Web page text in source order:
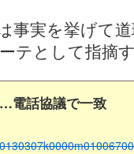
事実を挙げて
テとして指摘
電話協議で一致